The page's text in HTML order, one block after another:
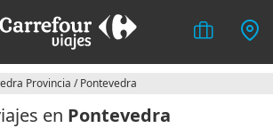
Provincia /Pontevedra
en Pontevedra